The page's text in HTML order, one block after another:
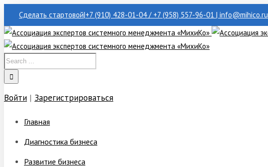
Сделать стартовой|+7 (910) 428-01-04 / +7 (958) 557-96-01 | info@mihico.ru
Войти | Зарегистрироваться
Главная
Диагностика бизнеса
Развитие бизнеса